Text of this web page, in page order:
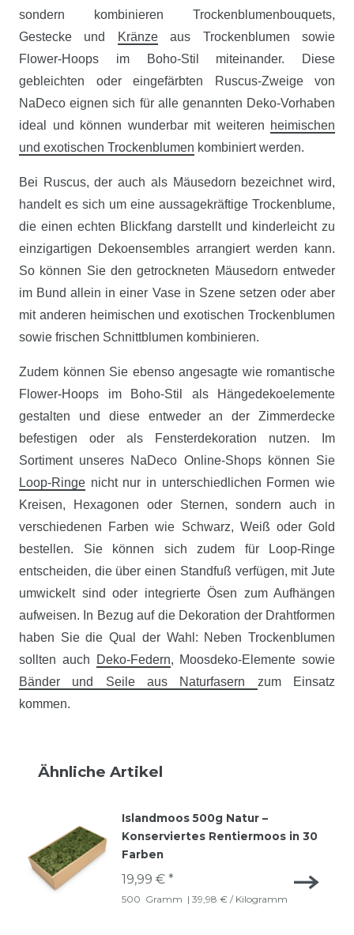
sondern kombinieren Trockenblumenbouquets,
Gestecke und
Kränzeaus Trockenblumen sowie
Flower-Hoops im Boho-Stil miteinander. Diese
gebleichten oder eingefärbten Ruscus-Zweige von
NaDeco eignen sich für alle genannten Deko-Vorhaben
ideal und können wunderbar mit weiteren heimischen
und exotischen Trockenblumen kombiniert werden.
Bei Ruscus, der auch als Mäusedorn bezeichnet wird,
handelt es sich um eine aussagekräftige Trockenblume,
die einen echten Blickfang darstellt und kinderleicht zu
einzigartigen Dekoensembles arrangiert werden kann.
So können Sie den getrockneten Mäusedorn entweder
im Bund allein in einer Vase in Szene setzen oder aber
mit anderen heimischen und exotischen Trockenblumen
sowie frischen Schnittblumen kombinieren.
Zudem können Sie ebenso angesagte wie romantische
Flower-Hoops im Boho-Stil als Hängedekoelemente
gestalten und diese entweder an der Zimmerdecke
befestigen oder als Fensterdekoration nutzen. Im
Sortiment unseres NaDeco Online-Shops können Sie
Loop-Ringe nicht nur in unterschiedlichen Formen wie
Kreisen, Hexagonen oder Sternen, sondern auch in
verschiedenen Farben wie Schwarz, Weiß oder Gold
bestellen. Sie können sich zudem für Loop-Ringe
entscheiden, die über einen Standfuß verfügen, mit Jute
umwickelt sind oder integrierte Ösen zum Aufhängen
aufweisen. In Bezug auf die Dekoration der Drahtformen
haben Sie die Qual der Wahl: Neben Trockenblumen
sollten auch
Deko-Federn, Moosdeko-Elemente sowie
Bänder und Seile aus Naturfasern zum Einsatz
kommen.
Ähnliche Artikel
Islandmoos 500g Natur –
Konserviertes Rentiermoos in 30
Farben
19,99 € *
500 Gramm | 39,98 € / Kilogramm